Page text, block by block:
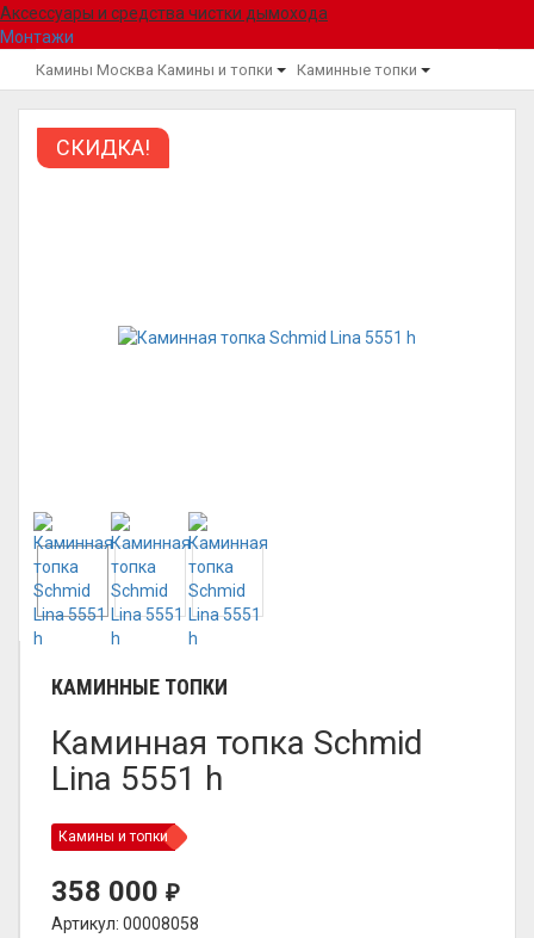
Аксессуары и средства чистки дымохода
Монтажи
Камины Москва Камины и топки Каминные топки
СКИДКА!
КАМИННЫЕ ТОПКИ
Каминная топка Schmid
Lina 5551 h
Камины и топки
358 000 ₽
Артикул: 00008058